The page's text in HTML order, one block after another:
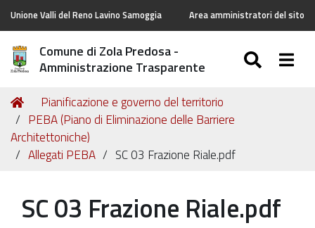
Unione Valli del Reno Lavino Samoggia Area amministratori del sito
Comune di Zola Predosa -
Amministrazione Trasparente
Tu
sei
qui:
Home
Pianificazione e governo del territorio
PEBA (Piano di Eliminazione delle Barriere
Architettoniche)
Allegati PEBA
SC 03 Frazione Riale.pdf
SC 03 Frazione Riale.pdf